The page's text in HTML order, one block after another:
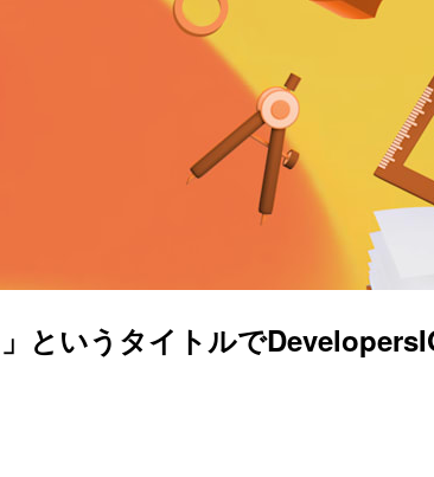
というタイトルで